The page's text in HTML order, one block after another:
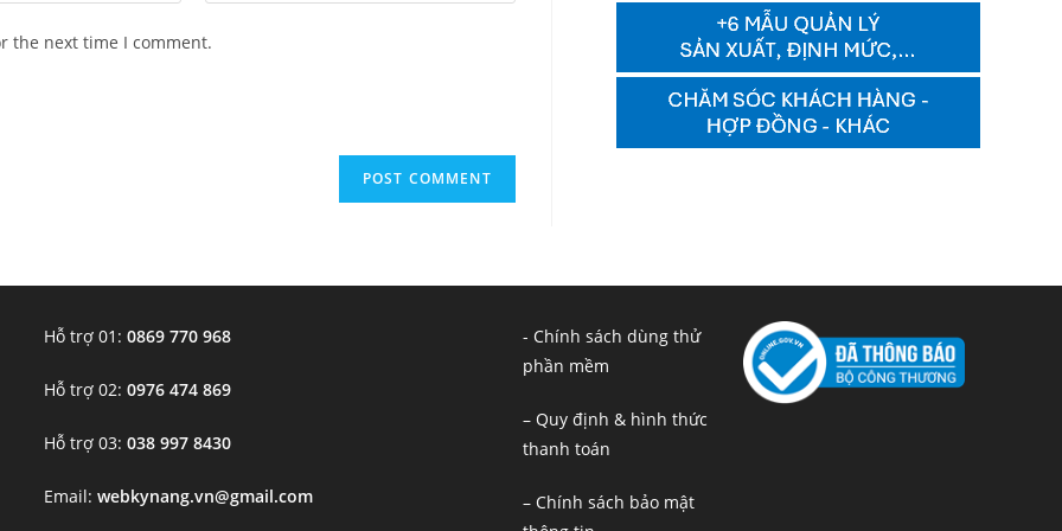
the next time I comment.
Hỗ trợ 01:0869 770 968
Hỗ trợ 02:0976 474 869
Hỗ trợ 03:038 997 8430
Email:webkynang.vn@gmail.com
- Chính sách dùng thử
phần mềm
– Quy định & hình thức
thanh toán
– Chính sách bảo mật